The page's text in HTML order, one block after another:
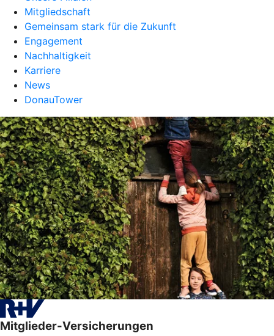
Mitgliedschaft
Gemeinsam stark für die Zukunft
Engagement
Nachhaltigkeit
Karriere
News
DonauTower
Mitglieder-Versicherungen